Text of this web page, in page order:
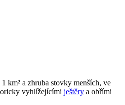
km² a zhruba stovky menších, ve
vyhlížejícími ještěry a obřími